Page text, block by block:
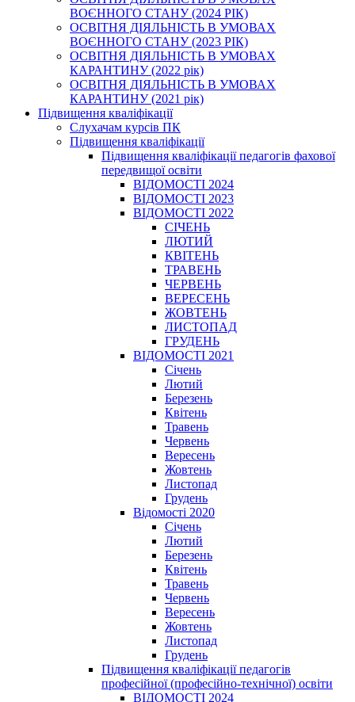
ВОЄННОГО СТАНУ (2024 РІК)
ОСВІТНЯ ДІЯЛЬНІСТЬ В УМОВАХ
ВОЄННОГО СТАНУ (2023 РІК)
ОСВІТНЯ ДІЯЛЬНІСТЬ В УМОВАХ
КАРАНТИНУ (2022 рік)
ОСВІТНЯ ДІЯЛЬНІСТЬ В УМОВАХ
КАРАНТИНУ (2021 рік)
Підвищення кваліфікації
Слухачам курсів ПК
Підвищення кваліфікації
Підвищення кваліфікації педагогів фахової
передвищої освіти
ВІДОМОСТІ 2024
ВІДОМОСТІ 2023
ВІДОМОСТІ 2022
СІЧЕНЬ
ЛЮТИЙ
КВІТЕНЬ
ТРАВЕНЬ
ЧЕРВЕНЬ
ВЕРЕСЕНЬ
ЖОВТЕНЬ
ЛИСТОПАД
ГРУДЕНЬ
ВІДОМОСТІ 2021
Січень
Лютий
Березень
Квітень
Травень
Червень
Вересень
Жовтень
Листопад
Грудень
Відомості 2020
Січень
Лютий
Березень
Квітень
Травень
Червень
Вересень
Жовтень
Листопад
Грудень
Підвищення кваліфікації педагогів
професійної (професійно-технічної) освіти
ВІДОМОСТІ 2024